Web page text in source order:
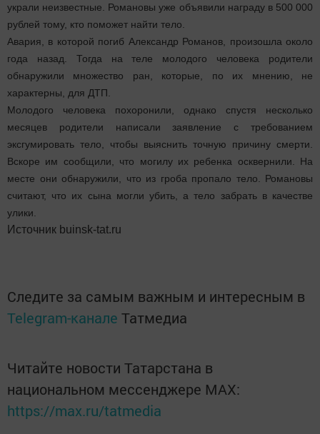
украли неизвестные. Романовы уже объявили награду в 500 000
рублей тому, кто поможет найти тело.
Авария, в которой погиб Александр Романов, произошла около
года назад. Тогда на теле молодого человека родители
обнаружили множество ран, которые, по их мнению, не
характерны, для ДТП.
Молодого человека похоронили, однако спустя несколько
месяцев родители написали заявление с требованием
эксгумировать тело, чтобы выяснить точную причину смерти.
Вскоре им сообщили, что могилу их ребенка осквернили. На
месте они обнаружили, что из гроба пропало тело. Романовы
считают, что их сына могли убить, а тело забрать в качестве
улики.
Источник buinsk-tat.ru
Следите за самым важным и интересным в
Telegram-канале Татмедиа
Читайте новости Татарстана в
национальном мессенджере MАХ:
https://max.ru/tatmedia